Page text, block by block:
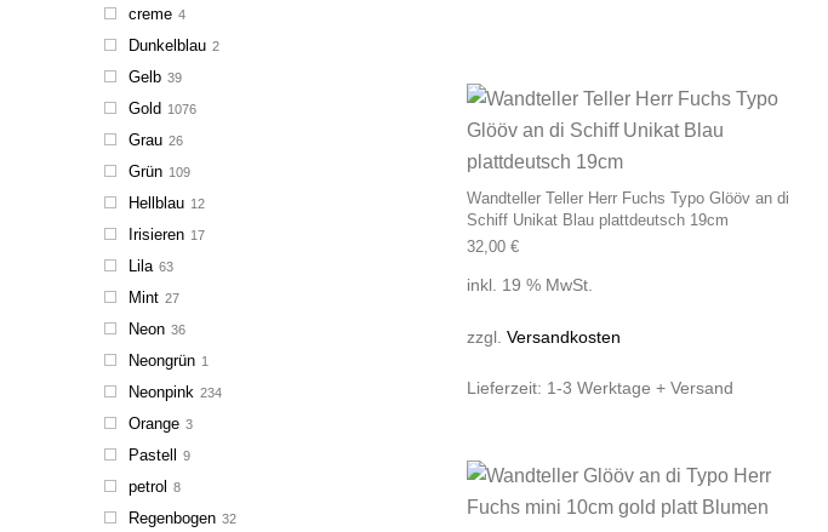
creme 4
Dunkelblau 2
Gelb 39
Gold 1076
Grau 26
Grün 109
Hellblau 12
Irisieren 17
Lila 63
Mint 27
Neon 36
Neongrün 1
Neonpink 234
Orange 3
Pastell 9
petrol 8
Regenbogen 32
Wandteller Teller Herr Fuchs Typo Glööv an di
Schiff Unikat Blau plattdeutsch 19cm
32,00 €
inkl. 19 % MwSt.
zzgl. Versandkosten
Lieferzeit: 1-3 Werktage + Versand